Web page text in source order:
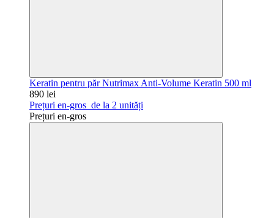
Keratin pentru păr Nutrimax Anti-Volume Keratin 500 ml
890 lei
Prețuri en-gros de la 2 unități
Prețuri en-gros